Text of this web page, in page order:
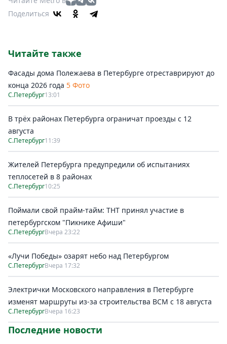
Поделиться
Читайте также
Фасады дома Полежаева в Петербурге отреставрируют до
конца 2026 года 5 Фото
С.Петербург13:01
В трёх районах Петербурга ограничат проезды с 12
августа
С.Петербург11:39
Жителей Петербурга предупредили об испытаниях
теплосетей в 8 районах
С.Петербург10:25
Поймали свой прайм-тайм: ТНТ принял участие в
петербургском "Пикнике Афиши"
С.ПетербургВчера 23:22
«Лучи Победы» озарят небо над Петербургом
С.ПетербургВчера 17:32
Электрички Московского направления в Петербурге
изменят маршруты из-за строительства ВСМ с 18 августа
С.ПетербургВчера 16:23
Последние новости